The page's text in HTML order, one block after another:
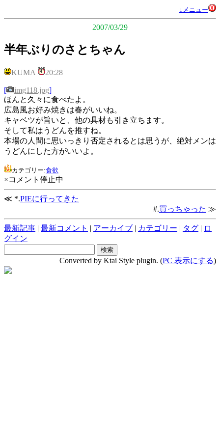
↓メニュー
2007/03/29
半年ぶりのさとちゃん
KUMA 20:28
[ img118.jpg]
ほんと久々に食べたよ。
広島風お好み焼きは春がいいね。
キャベツが旨いと、他の具材も引き立ちます。
そして私はうどんを推すね。
本場の人間に思いっきり否定されるとは思うが、絶対メンは
うどんにした方がいいよ。
カテゴリー:食欲
×コメント停止中
≪ *.PIEに行ってきた
#.買っちゃった ≫
最新記事 | 最新コメント | アーカイブ | カテゴリー | タグ | ロ
グイン
Converted by Ktai Style plugin. (PC 表示にする)